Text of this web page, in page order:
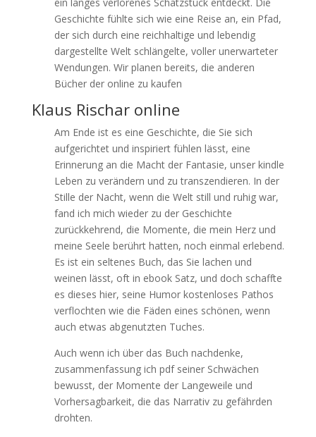
Geschichte fühlte sich wie eine Reise an, ein Pfad,
der sich durch eine reichhaltige und lebendig
dargestellte Welt schlängelte, voller unerwarteter
Wendungen. Wir planen bereits, die anderen
Bücher der online zu kaufen
Klaus Rischar online
Am Ende ist es eine Geschichte, die Sie sich
aufgerichtet und inspiriert fühlen lässt, eine
Erinnerung an die Macht der Fantasie, unser kindle
Leben zu verändern und zu transzendieren. In der
Stille der Nacht, wenn die Welt still und ruhig war,
fand ich mich wieder zu der Geschichte
zurückkehrend, die Momente, die mein Herz und
meine Seele berührt hatten, noch einmal erlebend.
Es ist ein seltenes Buch, das Sie lachen und
weinen lässt, oft in ebook Satz, und doch schaffte
es dieses hier, seine Humor kostenloses Pathos
verflochten wie die Fäden eines schönen, wenn
auch etwas abgenutzten Tuches.
Auch wenn ich über das Buch nachdenke,
zusammenfassung ich pdf seiner Schwächen
bewusst, der Momente der Langeweile und
Vorhersagbarkeit, die das Narrativ zu gefährden
drohten.